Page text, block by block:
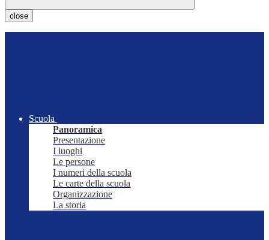
close
Scuola
Panoramica
Presentazione
I luoghi
Le persone
I numeri della scuola
Le carte della scuola
Organizzazione
La storia